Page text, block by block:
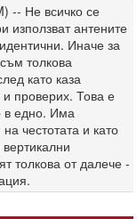
-- Не всичко се
използват антените
Иначе за
толкова
като каза
проверих. Това е
в едно. Има
честотата и като
толкова от далече -